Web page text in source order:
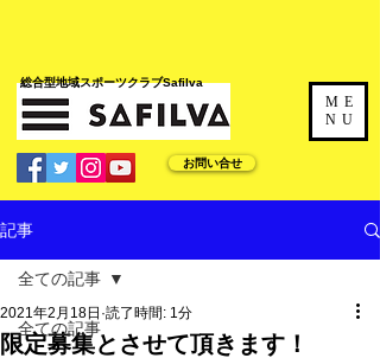
​総合型地域スポーツクラブSafilva
お問い合せ
ME
NU
記事
全ての記事
全ての記事
限定募集とさせて頂きます！
2021年2月18日 読了時間: 1分